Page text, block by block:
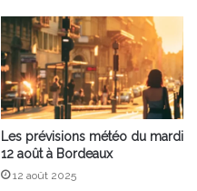
Les prévisions météo du mardi
12 août à Bordeaux
12 août 2025